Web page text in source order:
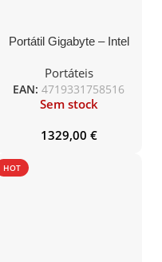
Portátil Gigabyte – Intel
/ 1TB SSD / RTX 4060 /
16″ Full HD 165Hz / Sem
S/O – G6X 9KG-
43PT854SD
Portáteis
EAN: 4719331758516
Sem stock
1329,00 €
HOT